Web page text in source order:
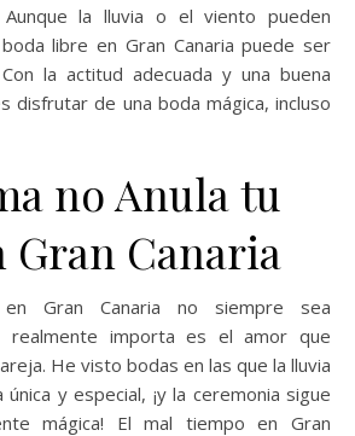
Aunque la lluvia o el viento pueden
libre en Gran Canaria puede ser
la actitud adecuada y una buena
disfrutar de una boda mágica, incluso
no Anula tu
Gran Canaria
Gran Canaria no siempre sea
realmente importa es el amor que
He visto bodas en las que la lluvia
y especial, ¡y la ceremonia sigue
mágica! El mal tiempo en Gran